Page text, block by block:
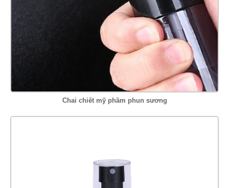
Chai chiết mỹ phầm phun sương